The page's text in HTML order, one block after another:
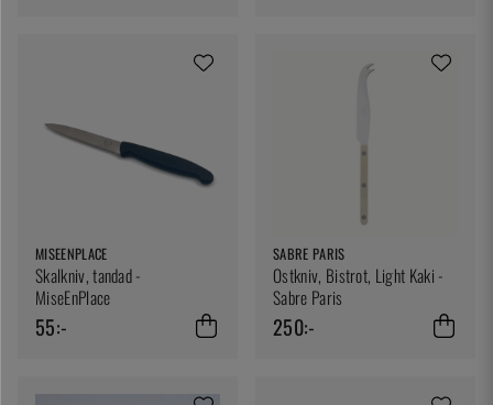
MISEENPLACE
Skalkniv, tandad -
MiseEnPlace
55:-
SABRE PARIS
Ostkniv, Bistrot, Light Kaki -
Sabre Paris
250:-